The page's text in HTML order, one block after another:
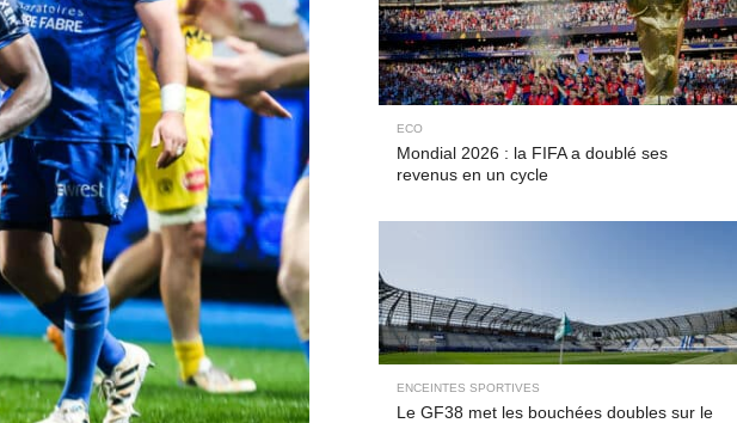
ECO
Mondial 2026 : la FIFA a doublé ses
revenus en un cycle
ENCEINTES SPORTIVES
Le GF38 met les bouchées doubles sur le